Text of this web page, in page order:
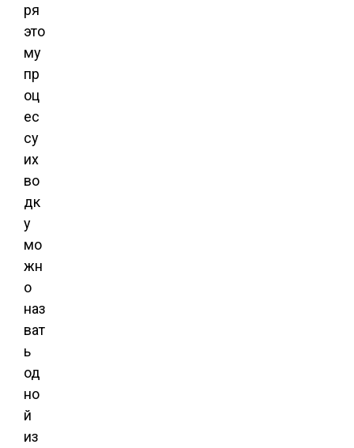
ря
это
му
пр
оц
ес
су
их
во
дк
у
мо
жн
о
наз
ват
ь
од
но
й
из